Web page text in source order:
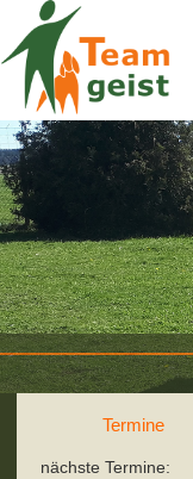
Termine
nächste Termine: